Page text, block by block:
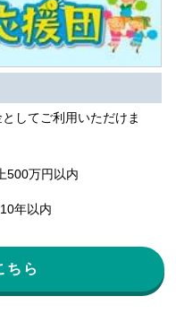
してご利用いただけま
500万円以内
年以内
ちら